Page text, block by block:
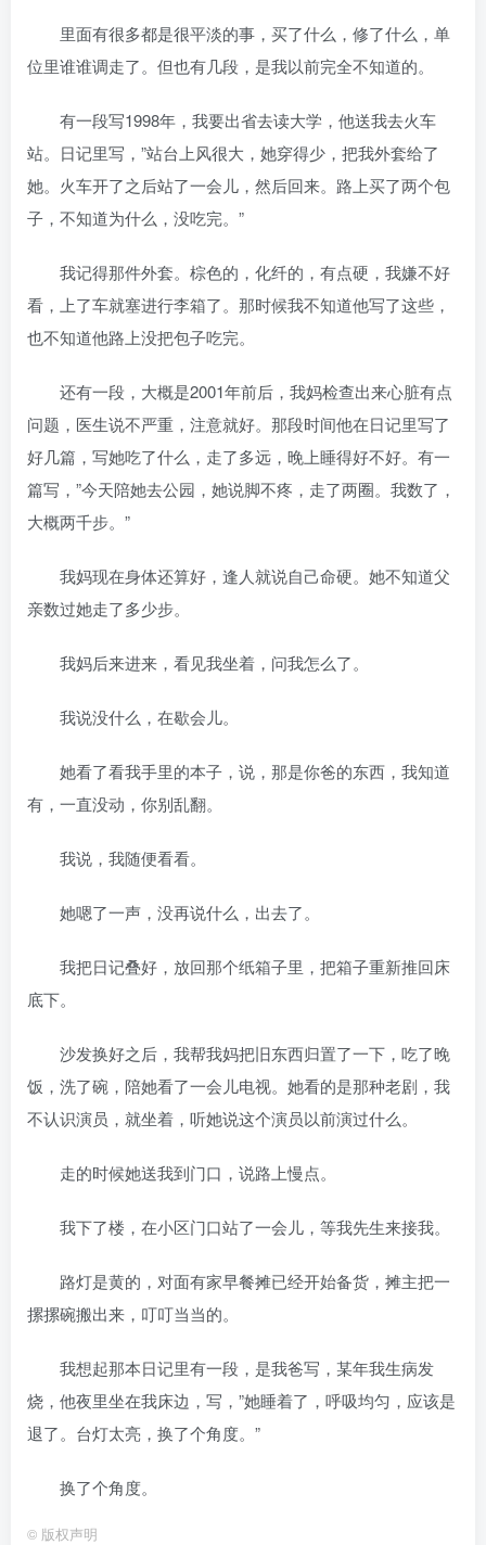
里面有很多都是很平淡的事，买了什么，修了什么，单
位里谁谁调走了。但也有几段，是我以前完全不知道的。
有一段写1998年，我要出省去读大学，他送我去火车
站。日记里写，”站台上风很大，她穿得少，把我外套给了
她。火车开了之后站了一会儿，然后回来。路上买了两个包
子，不知道为什么，没吃完。”
我记得那件外套。棕色的，化纤的，有点硬，我嫌不好
看，上了车就塞进行李箱了。那时候我不知道他写了这些，
也不知道他路上没把包子吃完。
还有一段，大概是2001年前后，我妈检查出来心脏有点
问题，医生说不严重，注意就好。那段时间他在日记里写了
好几篇，写她吃了什么，走了多远，晚上睡得好不好。有一
篇写，”今天陪她去公园，她说脚不疼，走了两圈。我数了，
大概两千步。”
我妈现在身体还算好，逢人就说自己命硬。她不知道父
亲数过她走了多少步。
我妈后来进来，看见我坐着，问我怎么了。
我说没什么，在歇会儿。
她看了看我手里的本子，说，那是你爸的东西，我知道
有，一直没动，你别乱翻。
我说，我随便看看。
她嗯了一声，没再说什么，出去了。
我把日记叠好，放回那个纸箱子里，把箱子重新推回床
底下。
沙发换好之后，我帮我妈把旧东西归置了一下，吃了晚
饭，洗了碗，陪她看了一会儿电视。她看的是那种老剧，我
不认识演员，就坐着，听她说这个演员以前演过什么。
走的时候她送我到门口，说路上慢点。
我下了楼，在小区门口站了一会儿，等我先生来接我。
路灯是黄的，对面有家早餐摊已经开始备货，摊主把一
摞摞碗搬出来，叮叮当当的。
我想起那本日记里有一段，是我爸写，某年我生病发
烧，他夜里坐在我床边，写，”她睡着了，呼吸均匀，应该是
退了。台灯太亮，换了个角度。”
换了个角度。
© 版权声明